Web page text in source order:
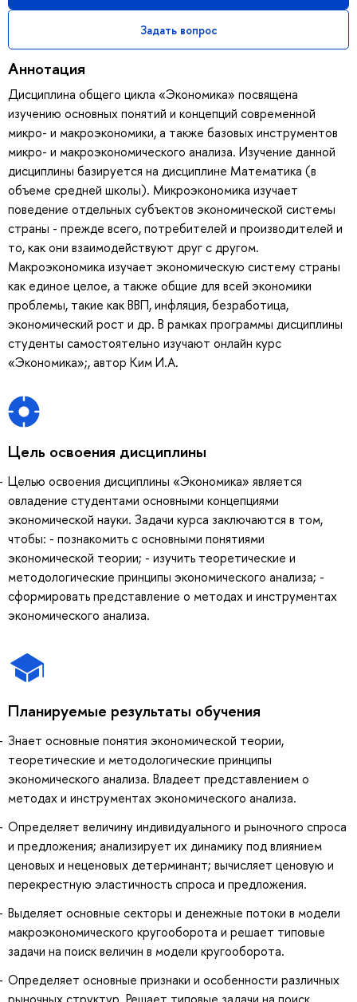
Задать вопрос
Аннотация
Дисциплина общего цикла «Экономика» посвящена
изучению основных понятий и концепций современной
микро- и макроэкономики, а также базовых инструментов
микро- и макроэкономического анализа. Изучение данной
дисциплины базируется на дисциплине Математика (в
объеме средней школы). Микроэкономика изучает
поведение отдельных субъектов экономической системы
страны - прежде всего, потребителей и производителей и
то, как они взаимодействуют друг с другом.
Макроэкономика изучает экономическую систему страны
как единое целое, а также общие для всей экономики
проблемы, такие как ВВП, инфляция, безработица,
экономический рост и др. В рамках программы дисциплины
студенты самостоятельно изучают онлайн курс
«Экономика»;, автор Ким И.А.
Цель освоения дисциплины
Целью освоения дисциплины «Экономика» является
овладение студентами основными концепциями
экономической науки. Задачи курса заключаются в том,
чтобы: - познакомить с основными понятиями
экономической теории; - изучить теоретические и
методологические принципы экономического анализа; -
сформировать представление о методах и инструментах
экономического анализа.
Планируемые результаты обучения
Знает основные понятия экономической теории,
теоретические и методологические принципы
экономического анализа. Владеет представлением о
методах и инструментах экономического анализа.
Определяет величину индивидуального и рыночного спроса
и предложения; анализирует их динамику под влиянием
ценовых и неценовых детерминант; вычисляет ценовую и
перекрестную эластичность спроса и предложения.
Выделяет основные секторы и денежные потоки в модели
макроэкономического кругооборота и решает типовые
задачи на поиск величин в модели кругооборота.
Определяет основные признаки и особенности различных